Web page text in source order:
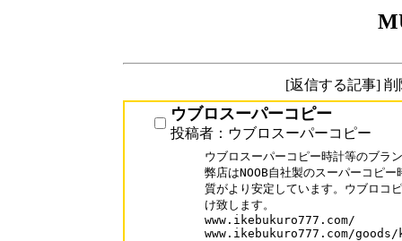
[返信する記事]
ウブロスーパーコピー
投稿者：ウブロスーパーコピー
ウブロスーパーコピー時計等のブラ
弊店はNOOB自社製のスーパーコピ
質がより安定しています。ウブロコ
け致します。
www.ikebukuro777.com/
www.ikebukuro777.com/